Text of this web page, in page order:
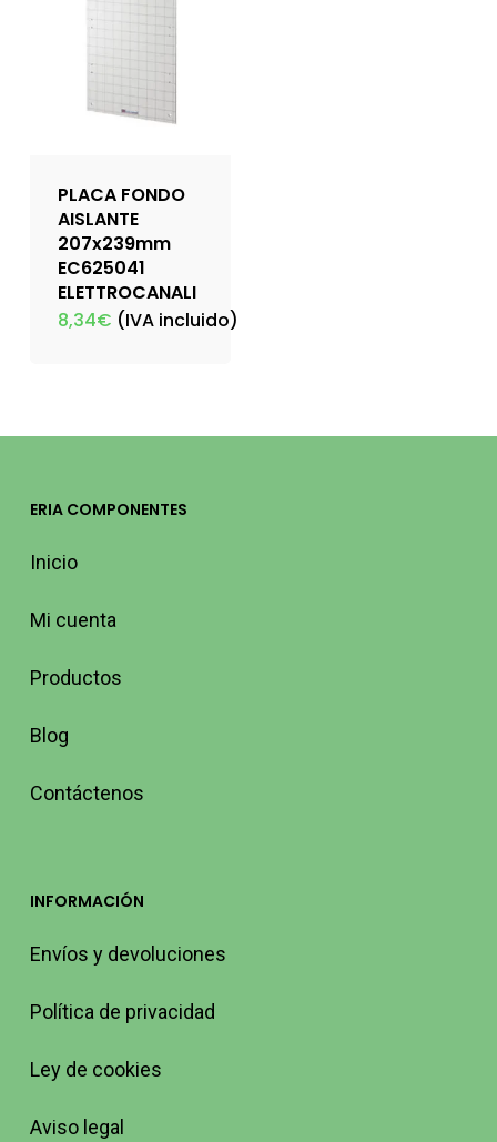
PLACA FONDO
AISLANTE
207x239mm
EC625041
ELETTROCANALI
8,34€ (IVA incluido)
ERIA COMPONENTES
Inicio
Mi cuenta
Productos
Blog
Contáctenos
INFORMACIÓN
Envíos y devoluciones
Política de privacidad
Ley de cookies
Aviso legal